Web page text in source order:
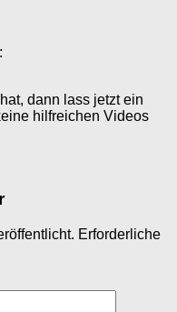
dann lass jetzt ein
hilfreichen Videos
Erforderliche